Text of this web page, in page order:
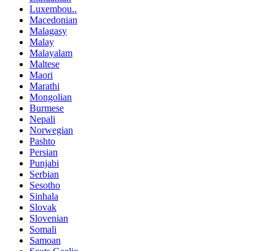
Luxembou..
Macedonian
Malagasy
Malay
Malayalam
Maltese
Maori
Marathi
Mongolian
Burmese
Nepali
Norwegian
Pashto
Persian
Punjabi
Serbian
Sesotho
Sinhala
Slovak
Slovenian
Somali
Samoan